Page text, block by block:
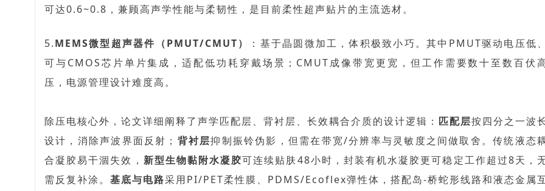
可达0.6~0.8 ，兼顾高声学性能与柔韧性，是目前柔性超声贴片的主流选材。
5.MEMS微型超声器件（PMUT/CMUT） ： 基于晶圆微加工，体积极致小巧。其中PMUT驱动电压低、
可与CMOS芯片单片集成，适配低功耗穿戴场景；CMUT成像带宽更宽，但工作需要数十至数百伏
压，电源管理设计难度高。
除压电核心外 ， 论文详细阐释了声学匹配层、背衬层、长效耦合介质的设计逻辑： 匹配层按四分之一波
设计 ，消除声波界面反射； 背衬层抑制振铃伪影，但 需在带宽/分辨率与灵敏度之间做取舍。传统液态
合凝胶易干涸失效， 新型生物黏附水凝胶可连续贴肤48小时 ， 封装有机水凝胶更可稳定工作超过8天 ，
需反复补涂。 基底与电路采用PI/PET柔性膜、PDMS/Ecoflex弹性体，搭配岛-桥蛇形线路和液态金属